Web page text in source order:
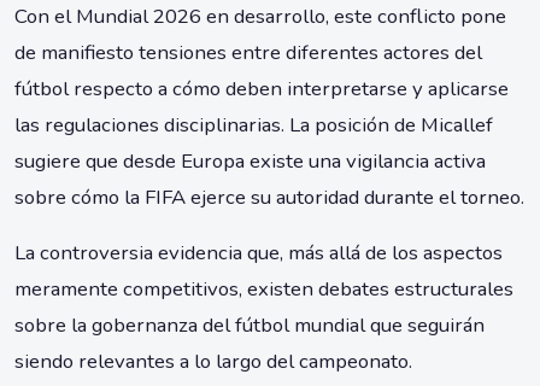
Con el Mundial 2026 en desarrollo, este conflicto pone
de manifiesto tensiones entre diferentes actores del
fútbol respecto a cómo deben interpretarse y aplicarse
las regulaciones disciplinarias. La posición de Micallef
sugiere que desde Europa existe una vigilancia activa
sobre cómo la FIFA ejerce su autoridad durante el torneo.
La controversia evidencia que, más allá de los aspectos
meramente competitivos, existen debates estructurales
sobre la gobernanza del fútbol mundial que seguirán
siendo relevantes a lo largo del campeonato.